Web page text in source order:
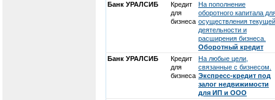
Банк УРАЛСИБ
Кредит
для
бизнеса
На пополнение
оборотного капитала
осуществления текущей
деятельности и
расширения бизнеса.
Оборотный кредит
Банк УРАЛСИБ
Кредит
для
бизнеса
На любые цели,
связанные с бизнесом.
Экспресс-кредит под
залог недвижимости
для ИП и ООО